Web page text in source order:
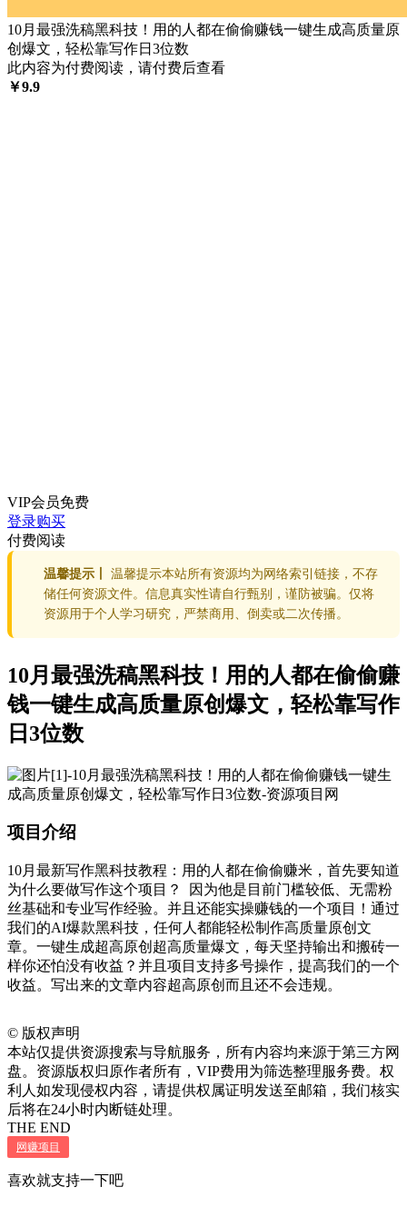
10月最强洗稿黑科技！用的人都在偷偷赚钱一键生成高质量原
创爆文，轻松靠写作日3位数
此内容为付费阅读，请付费后查看
￥9.9
VIP会员免费
登录购买
付费阅读
温馨提示丨
温馨提示本站所有资源均为网络索引链接，不存
储任何资源文件。信息真实性请自行甄别，谨防被骗。仅将
资源用于个人学习研究，严禁商用、倒卖或二次传播。
10月最强洗稿黑科技！用的人都在偷偷赚
钱一键生成高质量原创爆文，轻松靠写作
日3位数
项目介绍
10月最新写作黑科技教程：用的人都在偷偷赚米，首先要知道
为什么要做写作这个项目？ 因为他是目前门槛较低、无需粉
丝基础和专业写作经验。并且还能实操赚钱的一个项目！通过
我们的AI爆款黑科技，任何人都能轻松制作高质量原创文
章。一键生成超高原创超高质量爆文，每天坚持输出和搬砖一
样你还怕没有收益？并且项目支持多号操作，提高我们的一个
收益。写出来的文章内容超高原创而且还不会违规。
© 版权声明
本站仅提供资源搜索与导航服务，所有内容均来源于第三方网
盘。资源版权归原作者所有，VIP费用为筛选整理服务费。权
利人如发现侵权内容，请提供权属证明发送至邮箱，我们核实
后将在24小时内断链处理。
THE END
网赚项目
喜欢就支持一下吧